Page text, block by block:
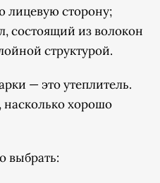
сторону;
состоящий из волокон
структурой.
— это утеплитель.
насколько хорошо
выбрать: